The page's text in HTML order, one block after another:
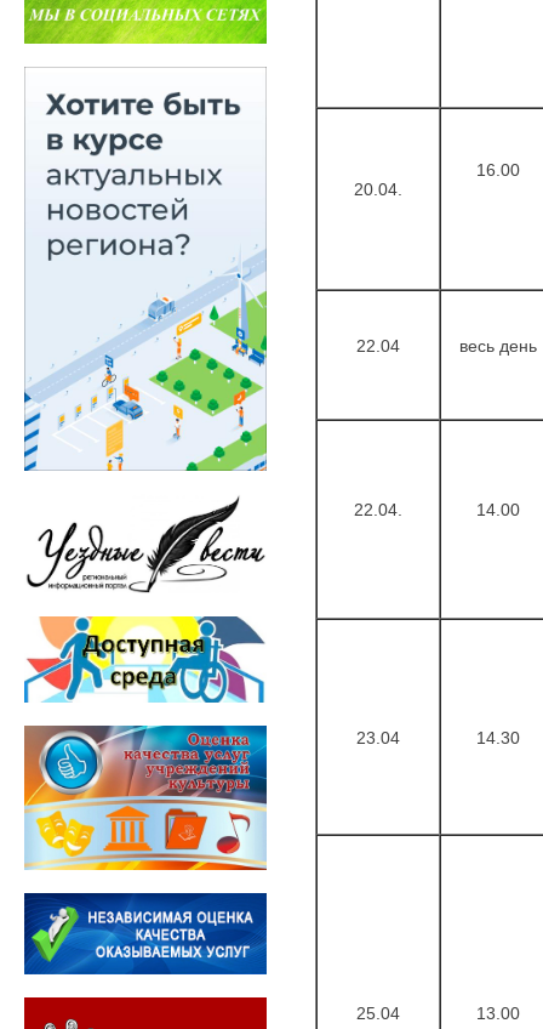
20.04.
16.00
22.04 весь день
22.04. 14.00
23.04 14.30
25.04 13.00